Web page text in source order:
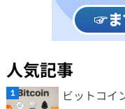
人気記事
ビットコイ